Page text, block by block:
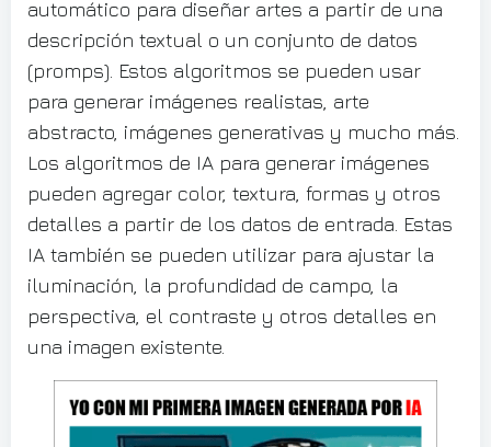
automático para diseñar artes a partir de una
descripción textual o un conjunto de datos
(promps). Estos algoritmos se pueden usar
para generar imágenes realistas, arte
abstracto, imágenes generativas y mucho más.
Los algoritmos de IA para generar imágenes
pueden agregar color, textura, formas y otros
detalles a partir de los datos de entrada. Estas
IA también se pueden utilizar para ajustar la
iluminación, la profundidad de campo, la
perspectiva, el contraste y otros detalles en
una imagen existente.